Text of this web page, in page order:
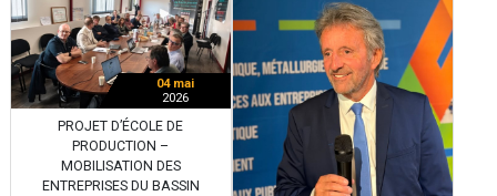
04 mai
2026
PROJET D’ÉCOLE DE
PRODUCTION –
MOBILISATION DES
ENTREPRISES DU BASSIN